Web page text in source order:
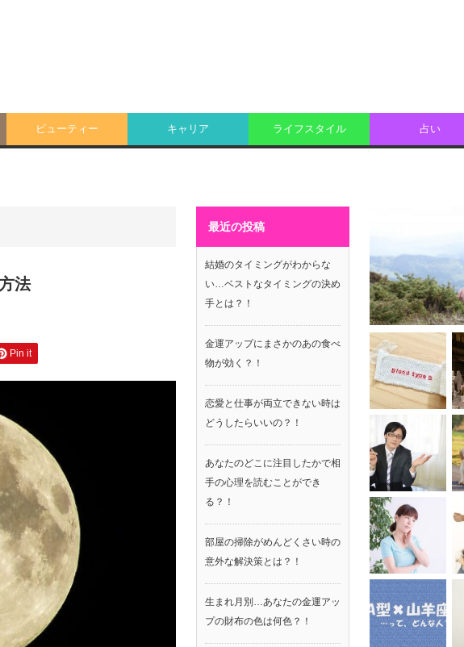
ビューティー キャリア ライフスタイル 占い
法
Pin it
最近の投稿
結婚のタイミングがわからな
い…ベストなタイミングの決め
手とは？！
金運アップにまさかのあの食べ
物が効く？！
恋愛と仕事が両立できない時は
どうしたらいいの？！
あなたのどこに注目したかで相
手の心理を読むことができ
る？！
部屋の掃除がめんどくさい時の
意外な解決策とは？！
生まれ月別…あなたの金運アッ
プの財布の色は何色？！